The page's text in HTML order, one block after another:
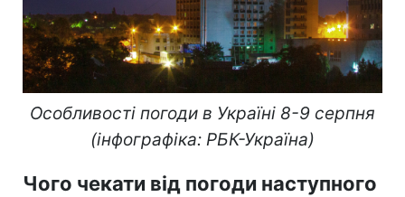
Особливості погоди в Україні 8-9 серпня
(інфографіка: РБК-Україна)
Чого чекати від погоди наступного